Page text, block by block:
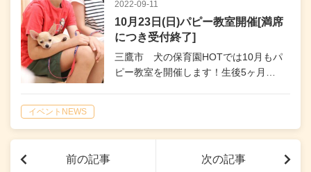
2022-09-11
10月23日(日)パピー教室開催[満席
につき受付終了]
三鷹市 犬の保育園HOTでは10月もパ
ピー教室を開催します！生後5ヶ月…
イベントNEWS
前の記事 次の記事